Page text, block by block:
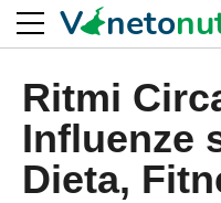
Ritmi
Influenze
Dieta,
V neto